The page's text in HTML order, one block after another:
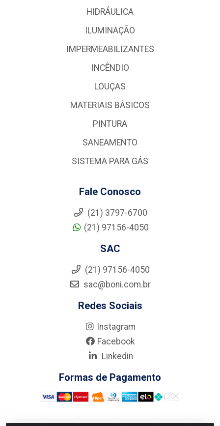
HIDRÁULICA
ILUMINAÇÃO
IMPERMEABILIZANTES
INCÊNDIO
LOUÇAS
MATERIAIS BÁSICOS
PINTURA
SANEAMENTO
SISTEMA PARA GÁS
Fale Conosco
(21) 3797-6700
(21) 97156-4050
SAC
(21) 97156-4050
sac@boni.com.br
Redes Sociais
Instagram
Facebook
Linkedin
Formas de Pagamento